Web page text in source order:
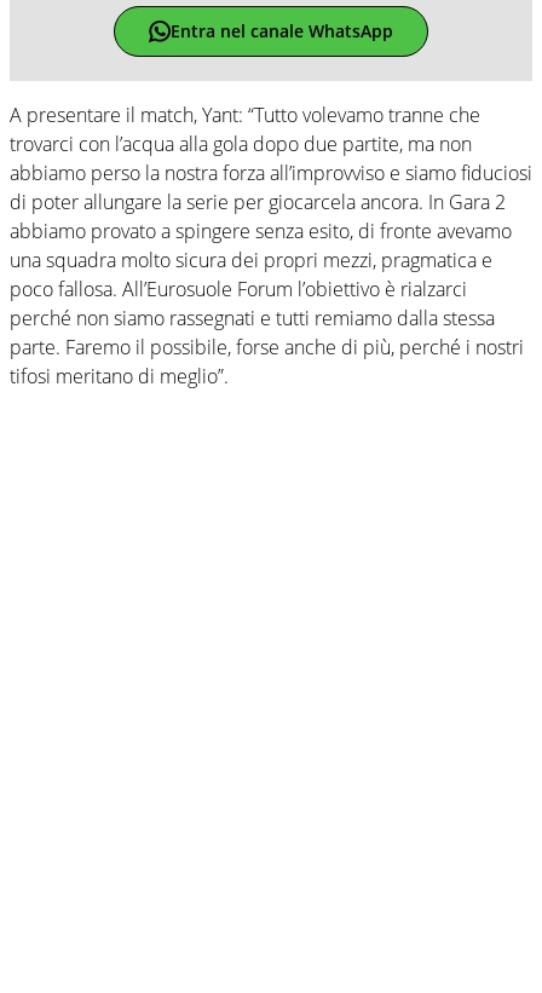
Entra nel canale WhatsApp
A presentare il match, Yant: “Tutto volevamo tranne che
trovarci con l’acqua alla gola dopo due partite, ma non
abbiamo perso la nostra forza all’improvviso e siamo fiduciosi
di poter allungare la serie per giocarcela ancora. In Gara 2
abbiamo provato a spingere senza esito, di fronte avevamo
una squadra molto sicura dei propri mezzi, pragmatica e
poco fallosa. All’Eurosuole Forum l’obiettivo è rialzarci
perché non siamo rassegnati e tutti remiamo dalla stessa
parte. Faremo il possibile, forse anche di più, perché i nostri
tifosi meritano di meglio”.